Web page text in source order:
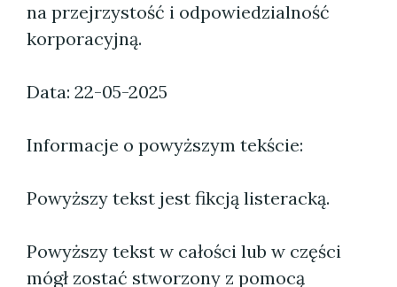
na przejrzystość i odpowiedzialność
korporacyjną.
Data: 22-05-2025
Informacje o powyższym tekście:
Powyższy tekst jest fikcją listeracką.
Powyższy tekst w całości lub w części
mógł zostać stworzony z pomocą